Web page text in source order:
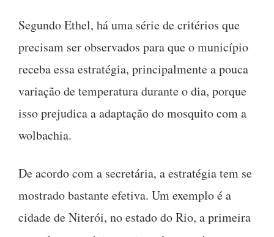
Segundo Ethel, há uma série de critérios que
precisam ser observados para que o município
receba essa estratégia, principalmente a pouca
variação de temperatura durante o dia, porque
isso prejudica a adaptação do mosquito com a
wolbachia.
De acordo com a secretária, a estratégia tem se
mostrado bastante efetiva. Um exemplo é a
cidade de Niterói, no estado do Rio, a primeira